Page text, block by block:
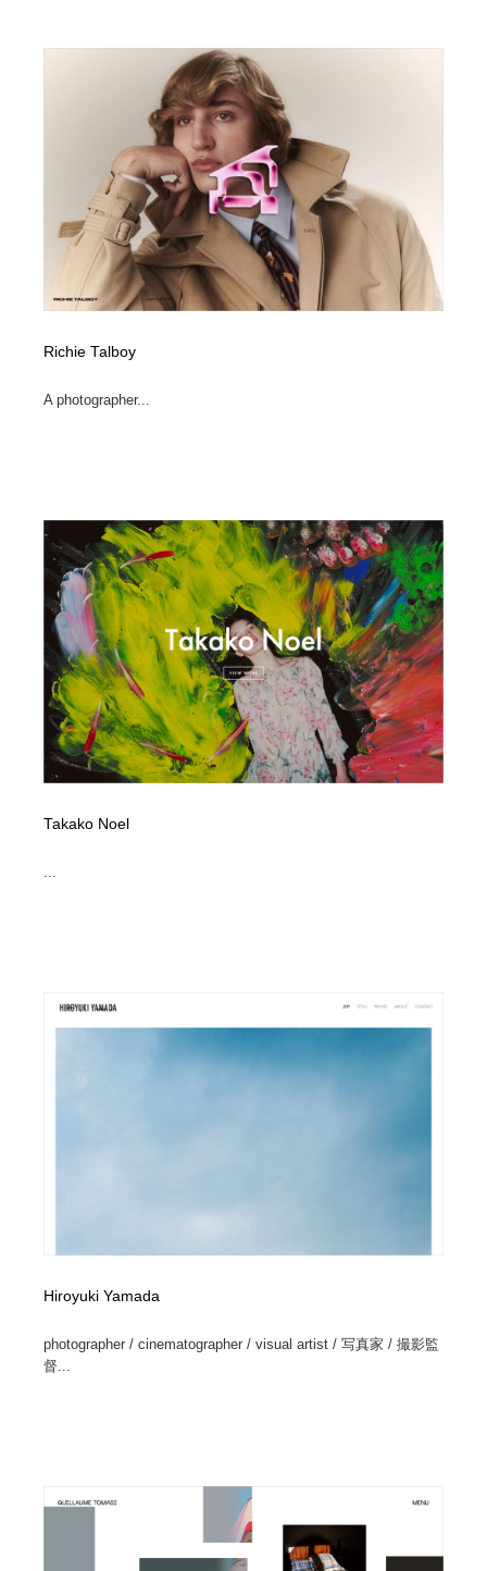
Richie Talboy
A photographer...
Takako Noel
Hiroyuki Yamada
photographer / cinematographer / visual artist / 写真家 / 撮影監
督...